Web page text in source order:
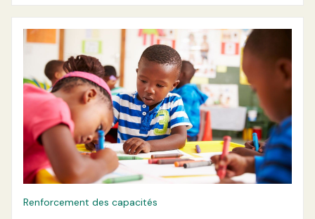
Renforcement des capacités